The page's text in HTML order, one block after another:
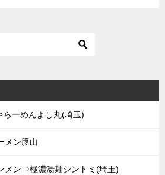
ーめんよし丸(埼玉)
メン豚山
メン⇒極濃湯麺シントミ(埼玉)